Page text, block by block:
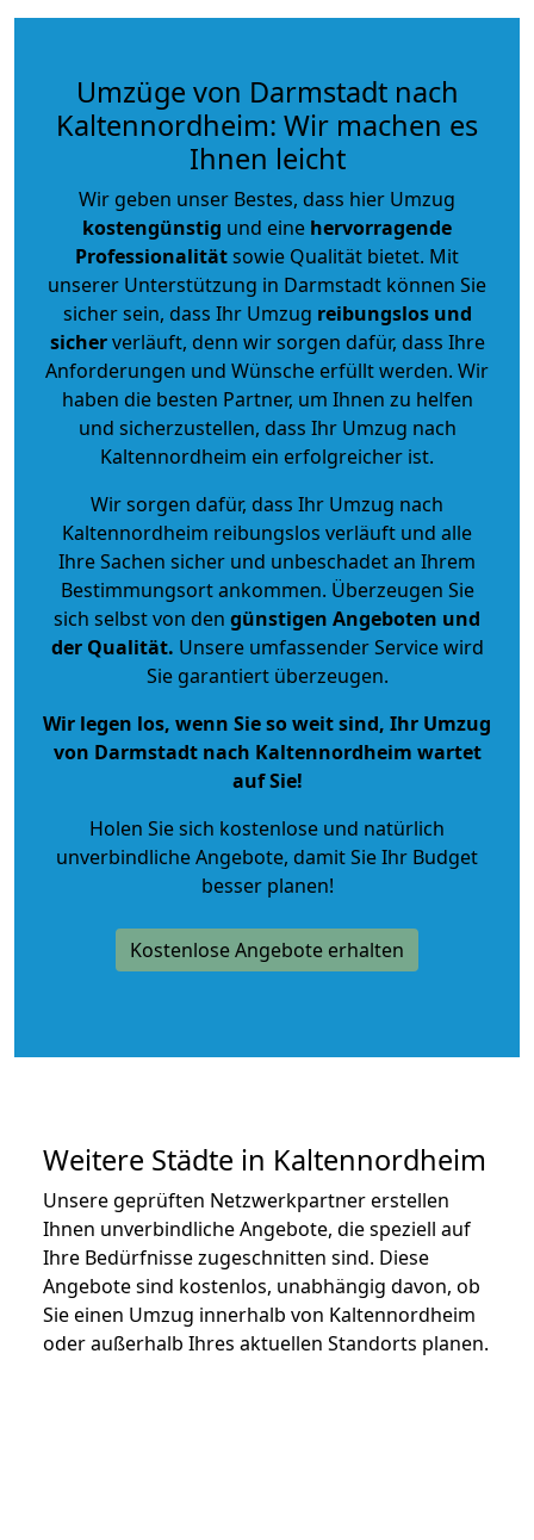
Umzüge von Darmstadt nach
Kaltennordheim: Wir machen es
Ihnen leicht
Wir geben unser Bestes, dass hier Umzug
kostengünstig und eine hervorragende
Professionalitätsowie Qualität bietet. Mit
unserer Unterstützung in Darmstadt können Sie
sicher sein, dass Ihr Umzug reibungslos und
sicherverläuft, denn wir sorgen dafür, dass Ihre
Anforderungen und Wünsche erfüllt werden. Wir
haben die besten Partner, um Ihnen zu helfen
und sicherzustellen, dass Ihr Umzug nach
Kaltennordheim ein erfolgreicher ist.
Wir sorgen dafür, dass Ihr Umzug nach
Kaltennordheim reibungslos verläuft und alle
Ihre Sachen sicher und unbeschadet an Ihrem
Bestimmungsort ankommen. Überzeugen Sie
sich selbst von den günstigen Angeboten und
der Qualität. Unsere umfassender Service wird
Sie garantiert überzeugen.
Wir legen los, wenn Sie so weit sind, Ihr Umzug
von Darmstadt nach Kaltennordheim wartet
auf Sie!
Holen Sie sich kostenlose und natürlich
unverbindliche Angebote, damit Sie Ihr Budget
besser planen!
Kostenlose Angebote erhalten
Weitere Städte in Kaltennordheim
Unsere geprüften Netzwerkpartner erstellen
Ihnen unverbindliche Angebote, die speziell auf
Ihre Bedürfnisse zugeschnitten sind. Diese
Angebote sind kostenlos, unabhängig davon, ob
Sie einen Umzug innerhalb von Kaltennordheim
oder außerhalb Ihres aktuellen Standorts planen.